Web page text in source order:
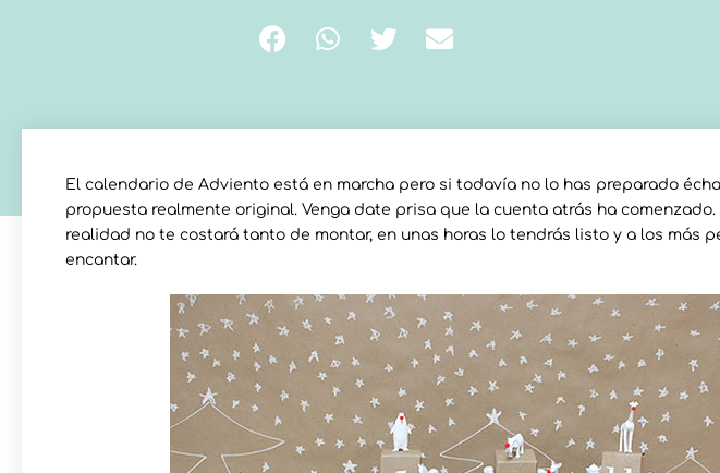
El calendario de Adviento está en marcha pero si todavía no lo has preparado
propuesta realmente original. Venga date prisa que la cuenta atrás ha
realidad no te costará tanto de montar, en unas horas lo tendrás listo y a los más
encantar.